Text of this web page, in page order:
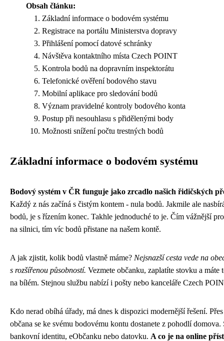
Obsah článku:
Základní informace o bodovém systému
Registrace na portálu Ministerstva dopravy
Přihlášení pomocí datové schránky
Návštěva kontaktního místa Czech POINT
Kontrola bodů na dopravním inspektorátu
Telefonické ověření bodového stavu
Mobilní aplikace pro sledování bodů
Význam pravidelné kontroly bodového konta
Postup při nesouhlasu s přidělenými body
Možnosti snížení počtu trestných bodů
Základní informace o bodovém systému
Bodový systém v ČR funguje jako zrcadlo našich řidičských
Každý z nás začíná s čistým kontem - nula bodů. Jakmile ale
bodů, je s řízením konec. Takhle jednoduché to je. Čím vážnější
na silnici, tím víc bodů přistane na našem kontě.
A jak zjistit, kolik bodů vlastně máme? Nejsnazší cesta vede na
s rozšířenou působností. Vezmete občanku, zaplatíte stovku a máte
na bílém. Stejnou službu nabízí i pošty nebo kanceláře Czech
Kdo nerad obíhá úřady, má dnes k dispozici modernější řešení.
občana se ke svému bodovému kontu dostanete z pohodlí domova.
bankovní identitu, eObčanku nebo datovku. A co je na online